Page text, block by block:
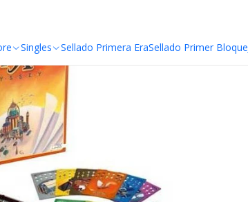
Singles Sellado Primera EraSellado Primer Bloque